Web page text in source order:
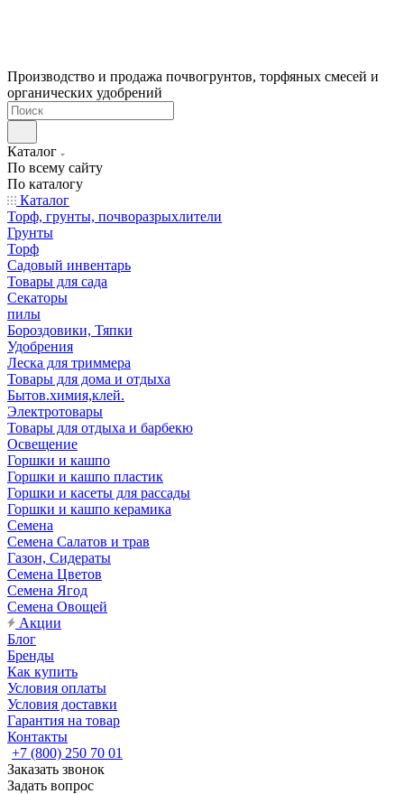
Производство и продажа почвогрунтов, торфяных смесей и
органических удобрений
Каталог
По всему сайту
По каталогу
Каталог
Торф, грунты, почворазрыхлители
Грунты
Торф
Садовый инвентарь
Товары для сада
Секаторы
пилы
Бороздовики, Тяпки
Удобрения
Леска для триммера
Товары для дома и отдыха
Бытов.химия,клей.
Электротовары
Товары для отдыха и барбекю
Освещение
Горшки и кашпо
Горшки и кашпо пластик
Горшки и касеты для рассады
Горшки и кашпо керамика
Семена
Семена Салатов и трав
Газон, Сидераты
Семена Цветов
Семена Ягод
Семена Овощей
Акции
Блог
Бренды
Как купить
Условия оплаты
Условия доставки
Гарантия на товар
Контакты
+7 (800) 250 70 01
Заказать звонок
Задать вопрос